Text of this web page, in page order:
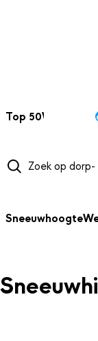
Top 50Webcams
Sneeuwhoogte